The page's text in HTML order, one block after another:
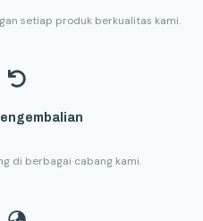
setiap produk berkualitas kami.
di berbagai cabang kami.